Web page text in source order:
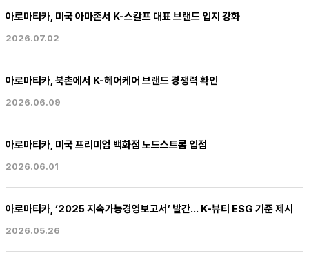
아로마티카, 미국 아마존서 K-스칼프 대표 브랜드 입지 강화
2026.07.02
아로마티카, 북촌에서 K-헤어케어 브랜드 경쟁력 확인
2026.06.09
아로마티카, 미국 프리미엄 백화점 노드스트롬 입점
2026.06.01
아로마티카, ‘2025 지속가능경영보고서’ 발간… K-뷰티 ESG 기준 제시
2026.05.26